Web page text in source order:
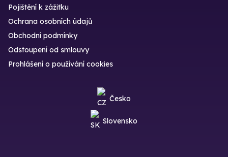
Pojištění k zážitku
Ochrana osobních údajů
Obchodní podmínky
Odstoupení od smlouvy
Prohlášení o používání cookies
Česko
Slovensko